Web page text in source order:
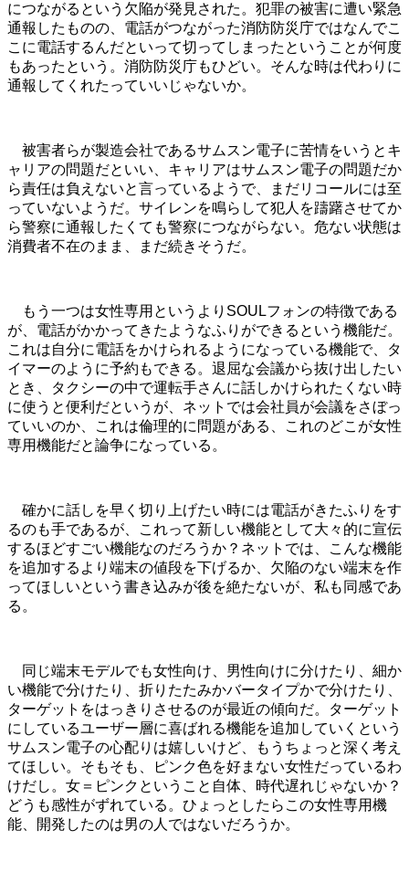
につながるという欠陥が発見された。犯罪の被害に遭い緊急
通報したものの、電話がつながった消防防災庁ではなんでこ
こに電話するんだといって切ってしまったということが何度
もあったという。消防防災庁もひどい。そんな時は代わりに
通報してくれたっていいじゃないか。
被害者らが製造会社であるサムスン電子に苦情をいうとキ
ャリアの問題だといい、キャリアはサムスン電子の問題だか
ら責任は負えないと言っているようで、まだリコールには至
っていないようだ。サイレンを鳴らして犯人を躊躇させてか
ら警察に通報したくても警察につながらない。危ない状態は
消費者不在のまま、まだ続きそうだ。
もう一つは女性専用というよりSOULフォンの特徴である
が、電話がかかってきたようなふりができるという機能だ。
これは自分に電話をかけられるようになっている機能で、タ
イマーのように予約もできる。退屈な会議から抜け出したい
とき、タクシーの中で運転手さんに話しかけられたくない時
に使うと便利だというが、ネットでは会社員が会議をさぼっ
ていいのか、これは倫理的に問題がある、これのどこが女性
専用機能だと論争になっている。
確かに話しを早く切り上げたい時には電話がきたふりをす
るのも手であるが、これって新しい機能として大々的に宣伝
するほどすごい機能なのだろうか？ネットでは、こんな機能
を追加するより端末の値段を下げるか、欠陥のない端末を作
ってほしいという書き込みが後を絶たないが、私も同感であ
る。
同じ端末モデルでも女性向け、男性向けに分けたり、細か
い機能で分けたり、折りたたみかバータイプかで分けたり、
ターゲットをはっきりさせるのが最近の傾向だ。ターゲット
にしているユーザー層に喜ばれる機能を追加していくという
サムスン電子の心配りは嬉しいけど、もうちょっと深く考え
てほしい。そもそも、ピンク色を好まない女性だっているわ
けだし。女＝ピンクということ自体、時代遅れじゃないか？
どうも感性がずれている。ひょっとしたらこの女性専用機
能、開発したのは男の人ではないだろうか。